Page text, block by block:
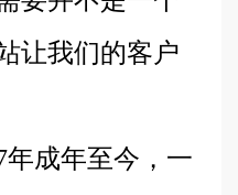
让我们的客户
成年至今，一